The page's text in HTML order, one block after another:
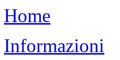
Home
Informazioni